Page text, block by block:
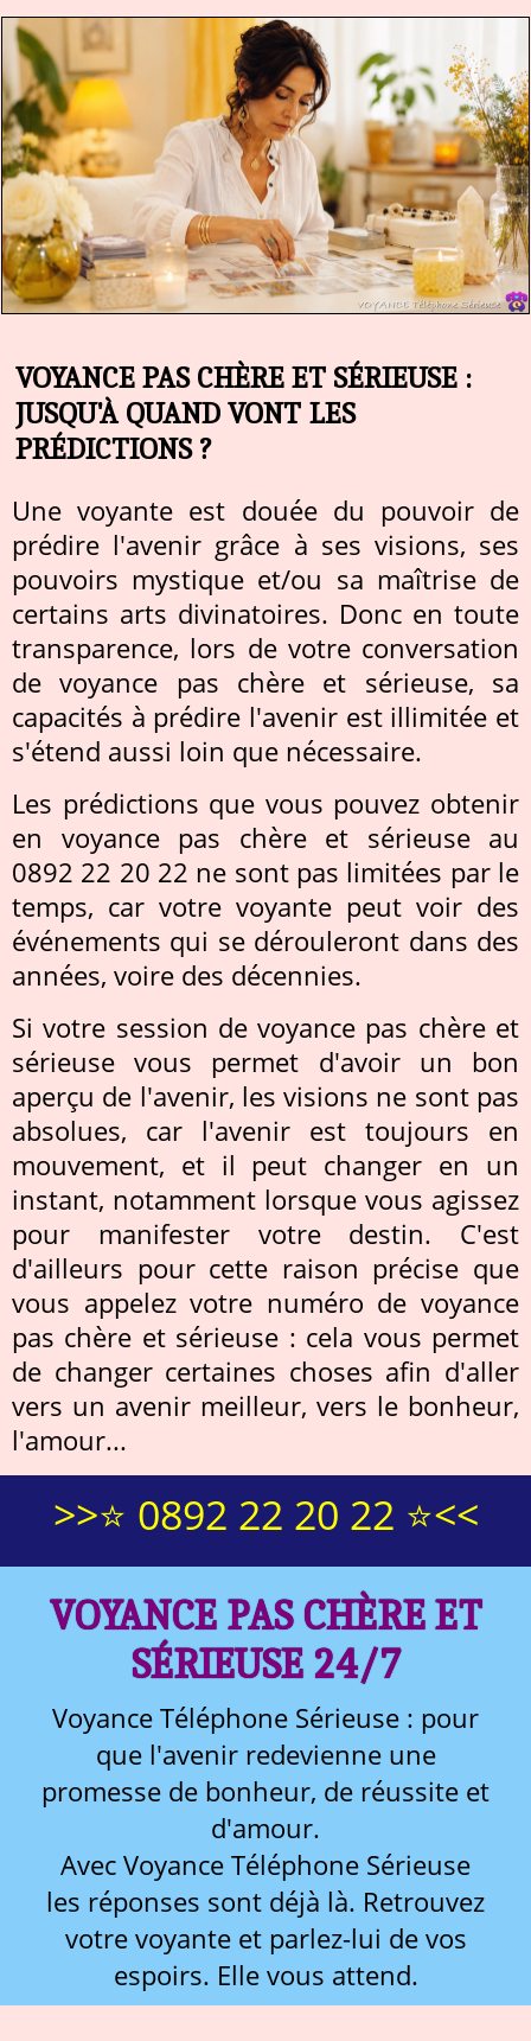
VOYANCE PAS CHÈRE ET SÉRIEUSE :
JUSQU'À QUAND VONT LES
PRÉDICTIONS ?
Une voyante est douée du pouvoir de
prédire l'avenir grâce à ses visions, ses
pouvoirs mystique et/ou sa maîtrise de
certains arts divinatoires. Donc en toute
transparence, lors de votre conversation
de voyance pas chère et sérieuse, sa
capacités à prédire l'avenir est illimitée et
s'étend aussi loin que nécessaire.
Les prédictions que vous pouvez obtenir
en voyance pas chère et sérieuse au
0892 22 20 22 ne sont pas limitées par le
temps, car votre voyante peut voir des
événements qui se dérouleront dans des
années, voire des décennies.
Si votre session de voyance pas chère et
sérieuse vous permet d'avoir un bon
aperçu de l'avenir, les visions ne sont pas
absolues, car l'avenir est toujours en
mouvement, et il peut changer en un
instant, notamment lorsque vous agissez
pour manifester votre destin. C'est
d'ailleurs pour cette raison précise que
vous appelez votre numéro de voyance
pas chère et sérieuse : cela vous permet
de changer certaines choses afin d'aller
vers un avenir meilleur, vers le bonheur,
l'amour...
>>⭐ 0892 22 20 22 ⭐<<
VOYANCE PAS CHÈRE ET
SÉRIEUSE 24/7
Voyance Téléphone Sérieuse : pour
que l'avenir redevienne une
promesse de bonheur, de réussite et
d'amour.
Avec Voyance Téléphone Sérieuse
les réponses sont déjà là. Retrouvez
votre voyante et parlez-lui de vos
espoirs. Elle vous attend.